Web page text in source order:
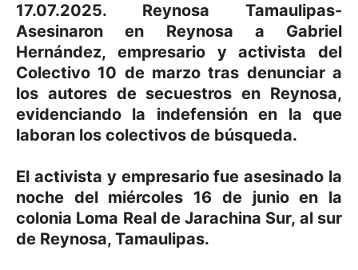
17.07.2025. Reynosa Tamaulipas-
Asesinaron en Reynosa a Gabriel
Hernández, empresario y activista del
Colectivo 10 de marzo tras denunciar a
los autores de secuestros en Reynosa,
evidenciando la indefensión en la que
laboran los colectivos de búsqueda.
El activista y empresario fue asesinado la
noche del miércoles 16 de junio en la
colonia Loma Real de Jarachina Sur, al sur
de Reynosa, Tamaulipas.